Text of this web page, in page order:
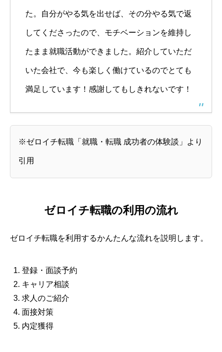
た。自分がやる気を出せば、その分やる気で返
してくださったので、モチベーションを維持し
たまま就職活動ができました。紹介していただ
いた会社で、今も楽しく働けているのでとても
満足しています！感謝してもしきれないです！
※ゼロイチ転職「就職・転職 成功者の体験談」より
引用
ゼロイチ転職の利用の流れ
ゼロイチ転職を利用するかんたんな流れを説明します。
登録・面談予約
キャリア相談
求人のご紹介
面接対策
内定獲得